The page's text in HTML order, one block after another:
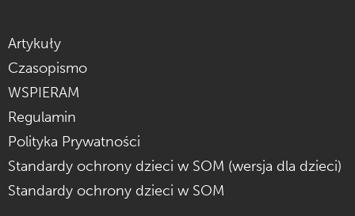
Artykuły
Czasopismo
WSPIERAM
Regulamin
Polityka Prywatności
Standardy ochrony dzieci w SOM (wersja dla dzieci)
Standardy ochrony dzieci w SOM